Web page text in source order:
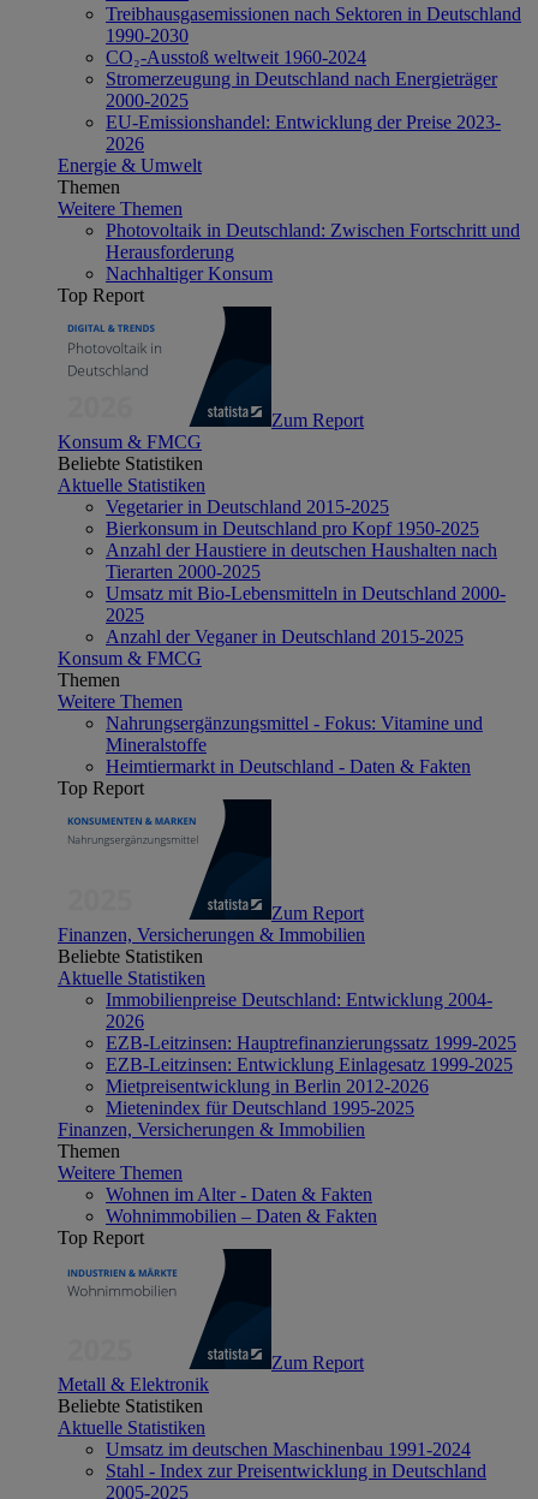
Treibhausgasemissionen nach Sektoren in Deutschland
1990-2030
CO₂-Ausstoß weltweit 1960-2024
Stromerzeugung in Deutschland nach Energieträger
2000-2025
EU-Emissionshandel: Entwicklung der Preise 2023-
2026
Energie & Umwelt
Themen
Weitere Themen
Photovoltaik in Deutschland: Zwischen Fortschritt und
Herausforderung
Nachhaltiger Konsum
Top Report
Zum Report
Konsum & FMCG
Beliebte Statistiken
Aktuelle Statistiken
Vegetarier in Deutschland 2015-2025
Bierkonsum in Deutschland pro Kopf 1950-2025
Anzahl der Haustiere in deutschen Haushalten nach
Tierarten 2000-2025
Umsatz mit Bio-Lebensmitteln in Deutschland 2000-
2025
Anzahl der Veganer in Deutschland 2015-2025
Konsum & FMCG
Themen
Weitere Themen
Nahrungsergänzungsmittel - Fokus: Vitamine und
Mineralstoffe
Heimtiermarkt in Deutschland - Daten & Fakten
Top Report
Zum Report
Finanzen, Versicherungen & Immobilien
Beliebte Statistiken
Aktuelle Statistiken
Immobilienpreise Deutschland: Entwicklung 2004-
2026
EZB-Leitzinsen: Hauptrefinanzierungssatz 1999-2025
EZB-Leitzinsen: Entwicklung Einlagesatz 1999-2025
Mietpreisentwicklung in Berlin 2012-2026
Mietenindex für Deutschland 1995-2025
Finanzen, Versicherungen & Immobilien
Themen
Weitere Themen
Wohnen im Alter - Daten & Fakten
Wohnimmobilien – Daten & Fakten
Top Report
Zum Report
Metall & Elektronik
Beliebte Statistiken
Aktuelle Statistiken
Umsatz im deutschen Maschinenbau 1991-2024
Stahl - Index zur Preisentwicklung in Deutschland
2005-2025